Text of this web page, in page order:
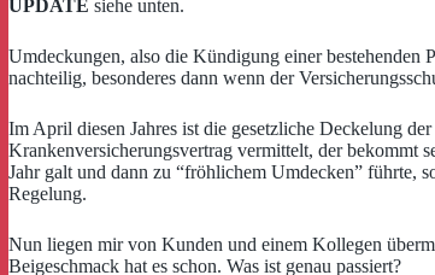
UPDATE siehe unten.
Umdeckungen, also die Kündigung einer
nachteilig, besonderes dann wenn der
Im April diesen Jahres ist die gesetzliche Deckelung
Krankenversicherungsvertrag vermittelt, der bekommt
Jahr galt und dann zu “fröhlichem Umdecken” führte,
Regelung.
Nun liegen mir von Kunden und einem Kollegen
Beigeschmack hat es schon. Was ist genau passiert?